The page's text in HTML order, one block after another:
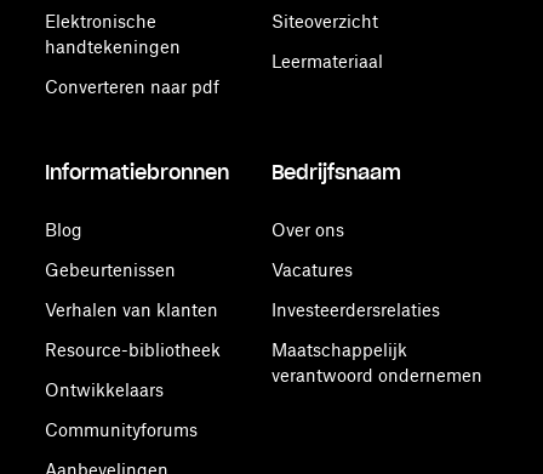
Elektronische
handtekeningen
Converteren naar pdf
Siteoverzicht
Leermateriaal
Informatiebronnen
Blog
Gebeurtenissen
Verhalen van klanten
Resource-bibliotheek
Ontwikkelaars
Communityforums
Aanbevelingen
Bedrijfsnaam
Over ons
Vacatures
Investeerdersrelaties
Maatschappelijk
verantwoord ondernemen